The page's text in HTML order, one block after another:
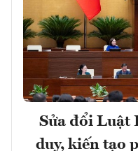
Sửa đổi Luật
duy, kiến tạo